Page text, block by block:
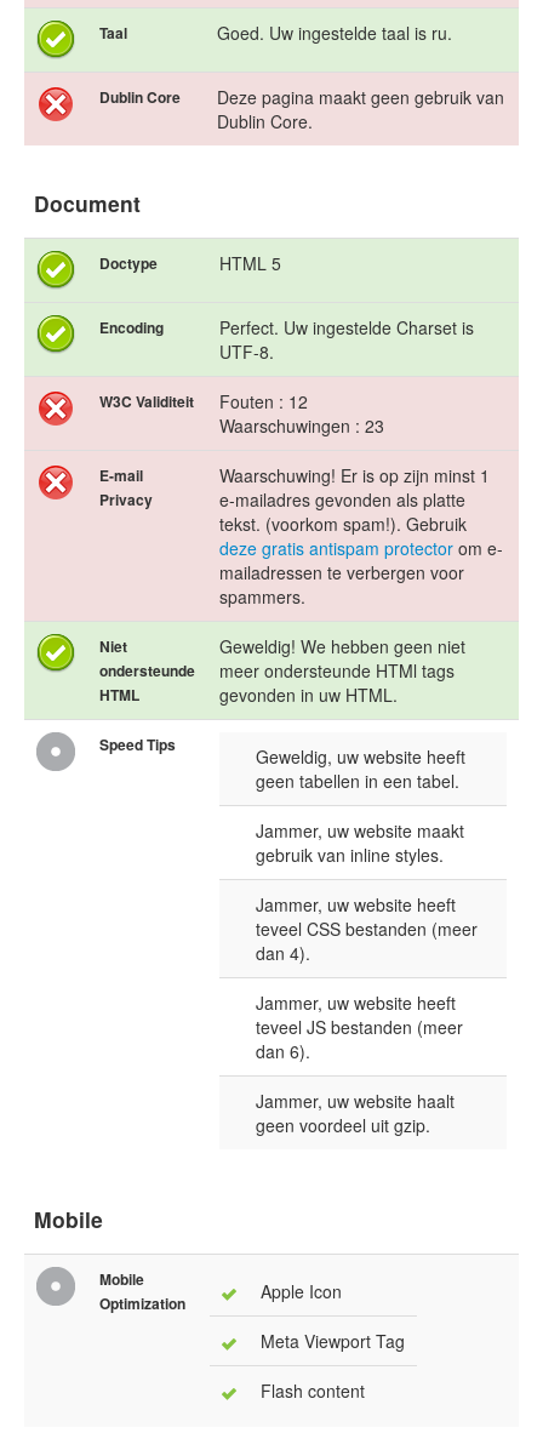
Taal Goed. Uw ingestelde taal is ru.
Dublin Core
Deze pagina maakt geen gebruik van
Dublin Core.
Document
Doctype HTML 5
Encoding
Perfect. Uw ingestelde Charset is
UTF-8.
W3C Validiteit
Fouten : 12
Waarschuwingen : 23
E-mail
Privacy
Waarschuwing! Er is op zijn minst 1
e-mailadres gevonden als platte
tekst. (voorkom spam!). Gebruik
deze gratis antispam protector om e-
mailadressen te verbergen voor
spammers.
Niet
ondersteunde
HTML
Geweldig! We hebben geen niet
meer ondersteunde HTMl tags
gevonden in uw HTML.
Speed Tips
Geweldig, uw website heeft
geen tabellen in een tabel.
Jammer, uw website maakt
gebruik van inline styles.
Jammer, uw website heeft
teveel CSS bestanden (meer
dan 4).
Jammer, uw website heeft
teveel JS bestanden (meer
dan 6).
Jammer, uw website haalt
geen voordeel uit gzip.
Mobile
Mobile
Optimization
Apple Icon
Meta Viewport Tag
Flash content